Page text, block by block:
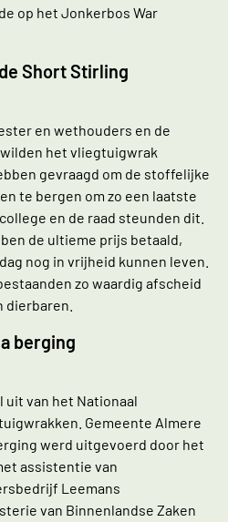
op het Jonkerbos War
Short Stirling
en wethouders en de
het vliegtuigwrak
gevraagd om de stoffelijke
te bergen om zo een laatste
en de raad steunden dit.
de ultieme prijs betaald,
nog in vrijheid kunnen leven.
zo waardig afscheid
dierbaren.
berging
uit van het Nationaal
Gemeente Almere
werd uitgevoerd door het
assistentie van
Leemans
van Binnenlandse Zaken